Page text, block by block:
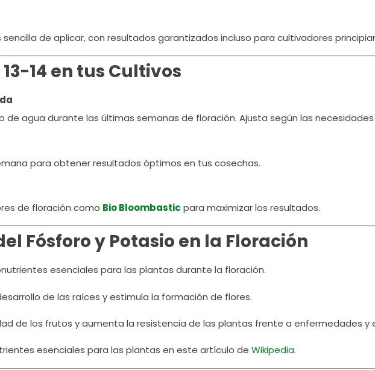
de aplicar, con resultados garantizados incluso para cultivadores
14 en tus Cultivos
de agua durante las últimas semanas de floración. Ajusta según las
para obtener resultados óptimos en tus cosechas.
de floración como Bio Bloombastic para maximizar los resultados.
Fósforo y Potasio en la Floración
esenciales para las plantas durante la floración.
de las raíces y estimula la formación de flores.
de los frutos y aumenta la resistencia de las plantas frente a enfermedades y
esenciales para las plantas en este artículo de Wikipedia.